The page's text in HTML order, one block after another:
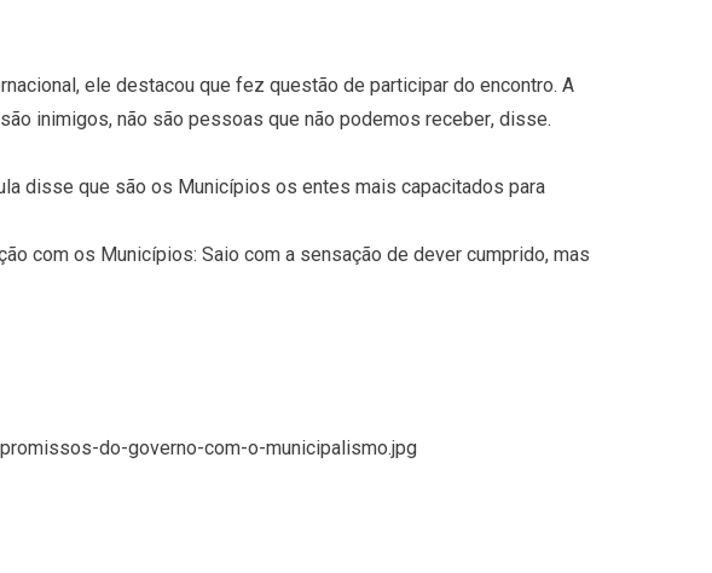
ele destacou que fez questão de participar do encontro. A
inimigos, não são pessoas que não podemos receber, disse.
disse que são os Municípios os entes mais capacitados para
com os Municípios: Saio com a sensação de dever cumprido, mas
do-governo-com-o-municipalismo.jpg